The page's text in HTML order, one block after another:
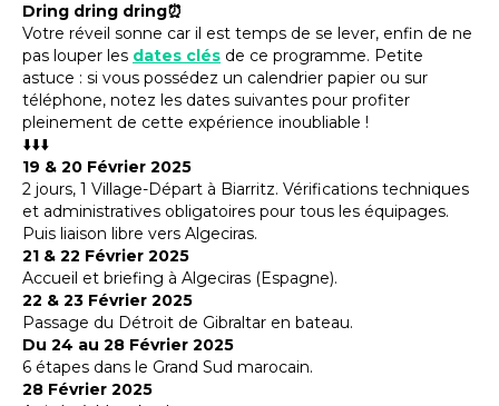
Dring dring dring⏰
Votre réveil sonne car il est temps de se lever, enfin de ne
pas louper les dates clés de ce programme. Petite
astuce : si vous possédez un calendrier papier ou sur
téléphone, notez les dates suivantes pour profiter
pleinement de cette expérience inoubliable !
⬇️⬇️⬇️
19 & 20 Février 2025
2 jours, 1 Village-Départ à Biarritz. Vérifications techniques
et administratives obligatoires pour tous les équipages.
Puis liaison libre vers Algeciras.
21 & 22 Février 2025
Accueil et briefing à Algeciras (Espagne).
22 & 23 Février 2025
Passage du Détroit de Gibraltar en bateau.
Du 24 au 28 Février 2025
6 étapes dans le Grand Sud marocain.
28 Février 2025